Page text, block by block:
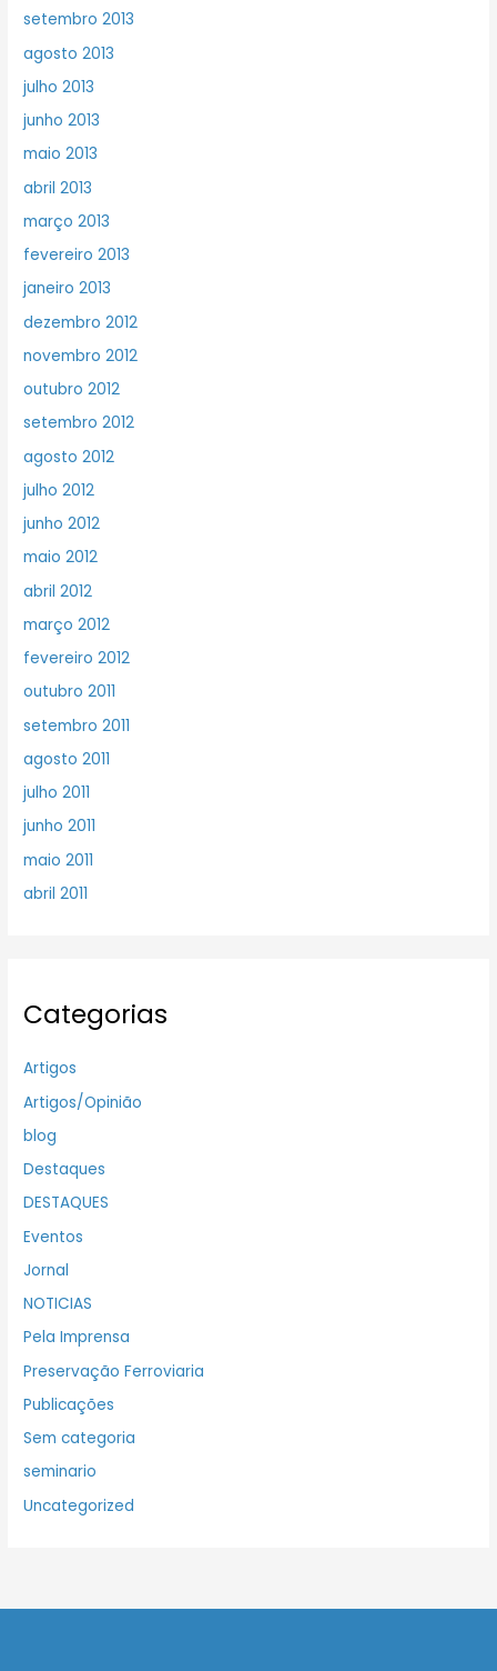
setembro 2013
agosto 2013
julho 2013
junho 2013
maio 2013
abril 2013
março 2013
fevereiro 2013
janeiro 2013
dezembro 2012
novembro 2012
outubro 2012
setembro 2012
agosto 2012
julho 2012
junho 2012
maio 2012
abril 2012
março 2012
fevereiro 2012
outubro 2011
setembro 2011
agosto 2011
julho 2011
junho 2011
maio 2011
abril 2011
Categorias
Artigos
Artigos/Opinião
blog
Destaques
DESTAQUES
Eventos
Jornal
NOTICIAS
Pela Imprensa
Preservação Ferroviaria
Publicações
Sem categoria
seminario
Uncategorized